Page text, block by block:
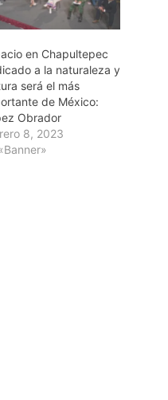
en Chapultepec
a la naturaleza y
será el más
de México:
Obrador
8, 2023